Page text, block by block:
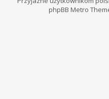
phpBB Metro